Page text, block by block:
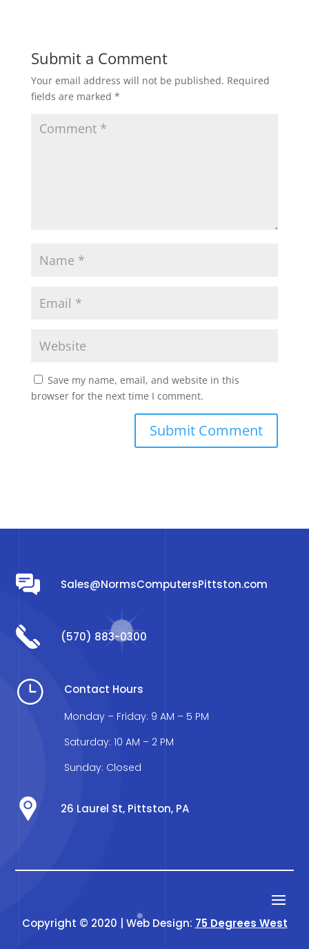
Submit a Comment
Your email address will not be published. Required
fields are marked *
Save my name, email, and website in this
browser for the next time I comment.
Sales@NormsComputersPittston.com
(570) 883-0300
} Contact Hours
Monday – Friday: 9 AM – 5 PM
Saturday: 10 AM – 2 PM
Sunday: Closed
26 Laurel St, Pittston, PA
Copyright © 2020 | Web Design: 75 Degrees West